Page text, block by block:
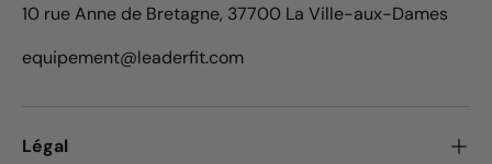
10 rue Anne de Bretagne, 37700 La Ville-aux-Dames
equipement@leaderfit.com
Légal